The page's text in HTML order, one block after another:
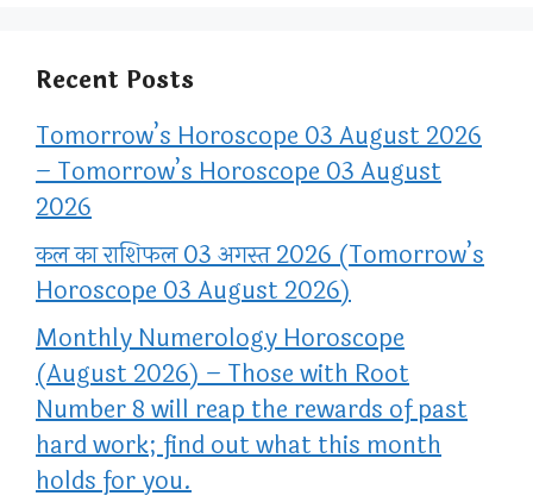
Recent Posts
Tomorrow’s Horoscope 03 August 2026
– Tomorrow’s Horoscope 03 August
2026
कल का राशिफल 03 अगस्त 2026 (Tomorrow’s
Horoscope 03 August 2026)
Monthly Numerology Horoscope
(August 2026) – Those with Root
Number 8 will reap the rewards of past
hard work; find out what this month
holds for you.